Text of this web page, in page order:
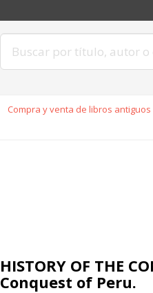
Compra y venta de libros antiguos
HISTORY OF THE
Conquest of Peru.